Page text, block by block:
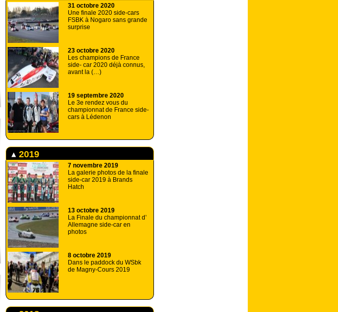
31 octobre 2020
Une finale 2020 side-cars
FSBK à Nogaro sans grande
surprise
23 octobre 2020
Les champions de France
side- car 2020 déjà connus,
avant la (…)
19 septembre 2020
Le 3e rendez vous du
championnat de France side-
cars à Lédenon
2019
7 novembre 2019
La galerie photos de la finale
side-car 2019 à Brands
Hatch
13 octobre 2019
La Finale du championnat d’
Allemagne side-car en
photos
8 octobre 2019
Dans le paddock du WSbk
de Magny-Cours 2019